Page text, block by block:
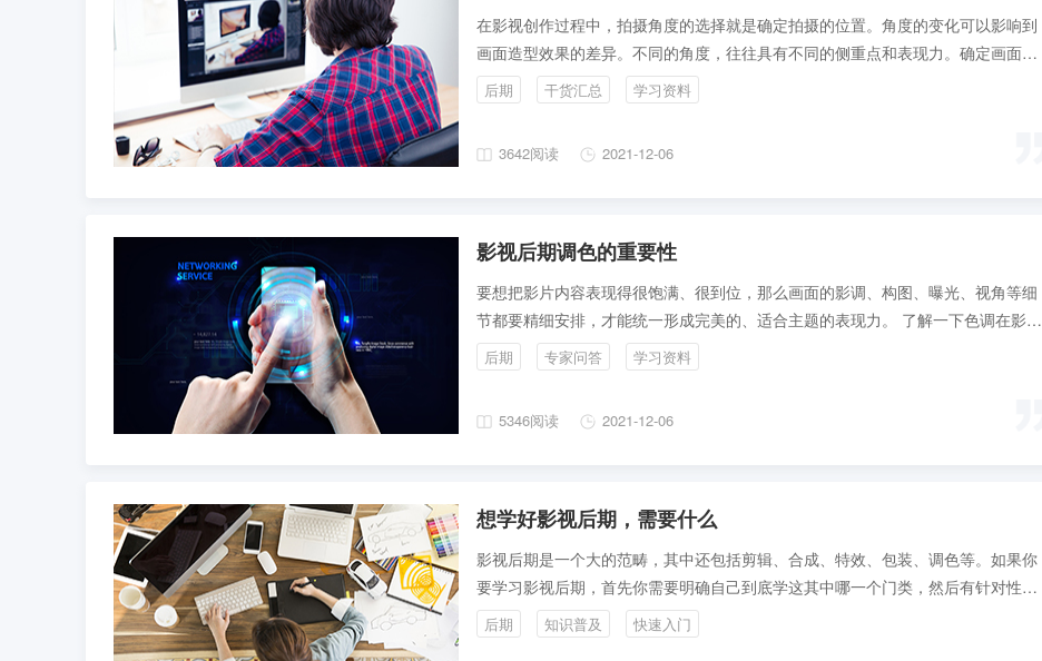
在影视创作过程中，拍摄角度的选择就是确定拍摄的位置。角度的变化可以影响到
画面造型效果的差异。不同的角度，往往具有不同的侧重点和表现力。确定画面的
拍摄角度是画面内容、各种构图因素综合物化的决定性过程，这个过程涉及的物质
手段主要包括影视动画的拍摄方向、拍摄高度等内容。
后期 干货汇总 学习资料
3642阅读 2021-12-06
影视后期调色的重要性
要想把影片内容表现得很饱满、很到位，那么画面的影调、构图、曝光、视角等细
节都要精细安排，才能统一形成完美的、适合主题的表现力。 了解一下色调在影视
影片制作中的重要作用：
后期 专家问答 学习资料
5346阅读 2021-12-06
想学好影视后期，需要什么
影视后期是一个大的范畴，其中还包括剪辑、合成、特效、包装、调色等。如果你
要学习影视后期，首先你需要明确自己到底学这其中哪一个门类，然后有针对性对
其中一个进行具体学习。
后期 知识普及 快速入门